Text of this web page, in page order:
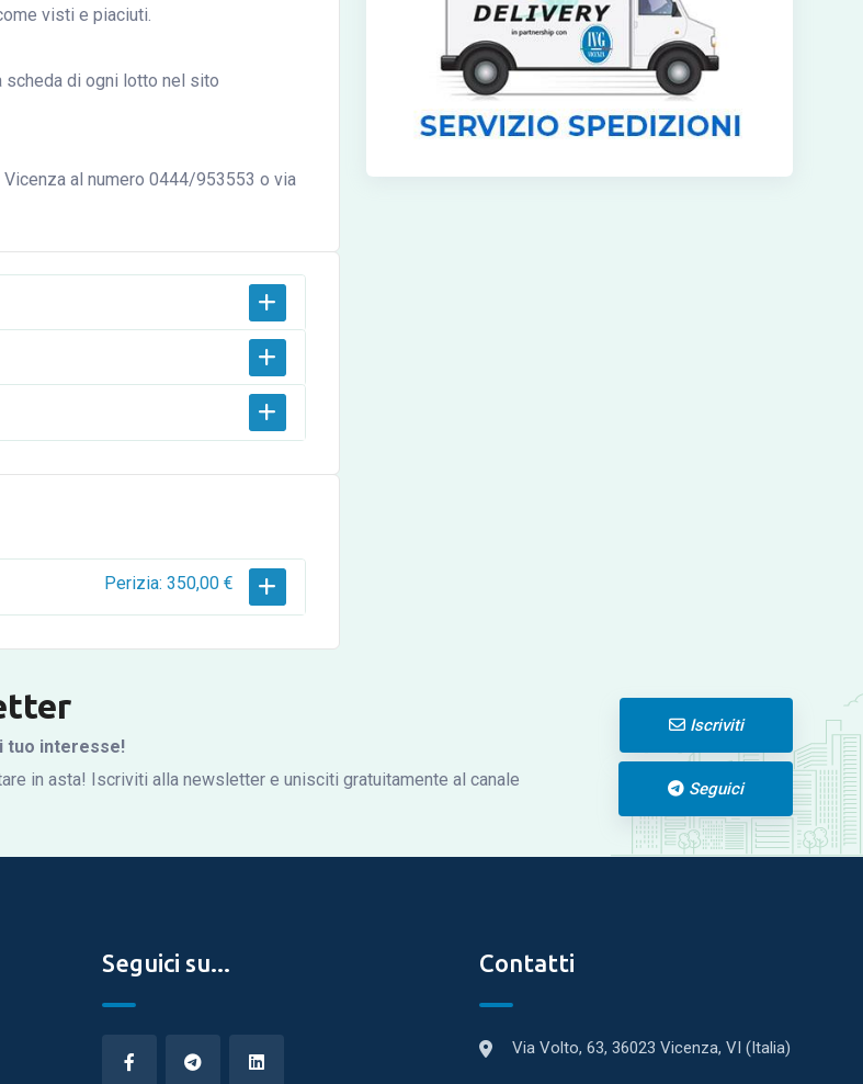
visti e piaciuti.
scheda di ogni lotto nel sito
al numero 0444/953553 o via
Perizia: 350,00 €
tuo interesse!
in asta! Iscriviti alla newsletter e unisciti gratuitamente al canale
Iscriviti
Seguici
Seguici su... Contatti
Via Volto, 63, 36023 Vicenza, VI (Italia)